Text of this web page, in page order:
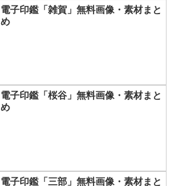
電子印鑑「雑賀」無料画像・素材まと
め
電子印鑑「桜谷」無料画像・素材まと
め
電子印鑑「三部」無料画像・素材まと